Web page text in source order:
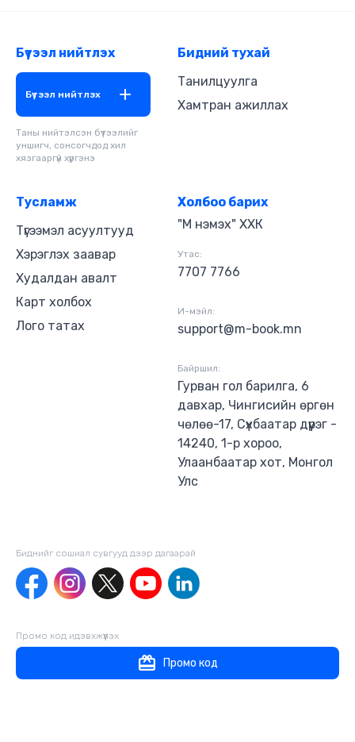
Бүтээл нийтлэх
Бүтээл нийтлэх
Таны нийтэлсэн бүтээлийг
уншигч, сонсогчдод хил
хязгааргүй хүргэнэ
Бидний тухай
Танилцуулга
Хамтран ажиллах
Тусламж
Түгээмэл асуултууд
Хэрэглэх заавар
Худалдан авалт
Карт холбох
Лого татах
Холбоо барих
"М нэмэх" ХХК
Утас:
7707 7766
И-мэйл:
support@m-book.mn
Байршил:
Гурван гол барилга, 6
давхар, Чингисийн өргөн
чөлөө-17, Сүхбаатар дүүрэг -
14240, 1-р хороо,
Улаанбаатар хот, Монгол
Улс
Биднийг сошиал сувгууд дээр дагаaрай
Промо код идэвхжүүлэх
Промо код